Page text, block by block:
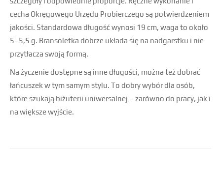
cecha Okręgowego Urzędu Probierczego są potwierdzeniem
jakości. Standardowa długość wynosi 19 cm, waga to około
5–5,5 g. Bransoletka dobrze układa się na nadgarstku i nie
przytłacza swoją formą.
Na życzenie dostępne są inne długości, można też dobrać
łańcuszek w tym samym stylu. To dobry wybór dla osób,
które szukają biżuterii uniwersalnej – zarówno do pracy, jak i
na większe wyjście.